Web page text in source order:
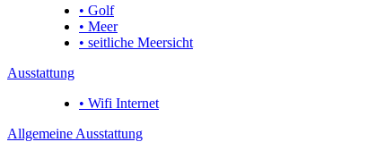
• Golf
• Meer
• seitliche Meersicht
Ausstattung
• Wifi Internet
Allgemeine Ausstattung